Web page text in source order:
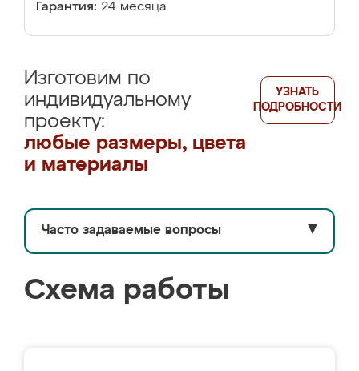
Гарантия: 24 месяца
Изготовим по
индивидуальному
проекту:
любые размеры, цвета
и материалы
УЗНАТЬ
ПОДРОБНОСТИ
Часто задаваемые вопросы ▼
Схема работы